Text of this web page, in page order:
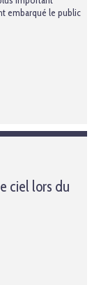
embarqué le public
ciel lors du